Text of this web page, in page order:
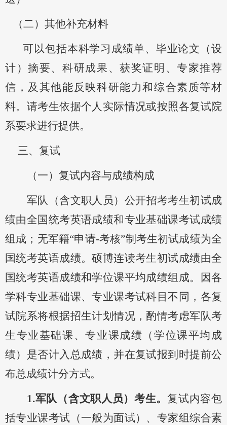
（二）其他补充材料
可以包括本科学习成绩单、毕业论文（设
计）摘要、科研成果、获奖证明、专家推荐
信，及其他能反映科研能力和综合素质等材
料。请考生依据个人实际情况或按照各复试院
系要求进行提供。
三、 复试
（一）复试内容与成绩构成
军队（含文职人员）公开招考考生初试成
绩由全国统考英语成绩和专业基础课考试成绩
组成；无军籍“申请-考核”制 考生初试成绩为全
国统考英语成绩。硕博连读考生初试成绩由全
国统考英语成绩和学位课平均成绩组成。
因各
学科专业基础课、专业课考试科目不同，各复
试院系将根据招生计划情况，酌情考虑军队考
生专业基础课、专业课成绩 （ 学位课平均成
绩） 是否计入总成绩， 并在复试报到时提前公
布总成绩计分方式。
1.军队（含文职人员）考生。复试内容包
括专业课考试（一般为面试）、 专家组综合素